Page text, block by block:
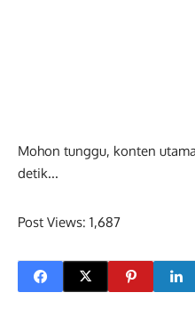
Mohon tunggu, konten
detik...
Post Views: 1,687